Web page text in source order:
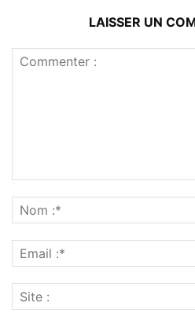
LAISSER UN